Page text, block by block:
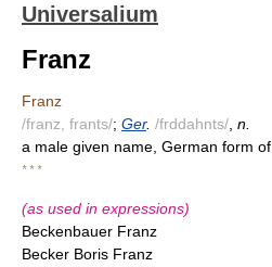
Universalium
Franz
Franz
/franz, frants/; Ger. /frddahnts/ n.
a male given name, German form of
* * *
(as used in expressions)
Beckenbauer Franz
Becker Boris Franz